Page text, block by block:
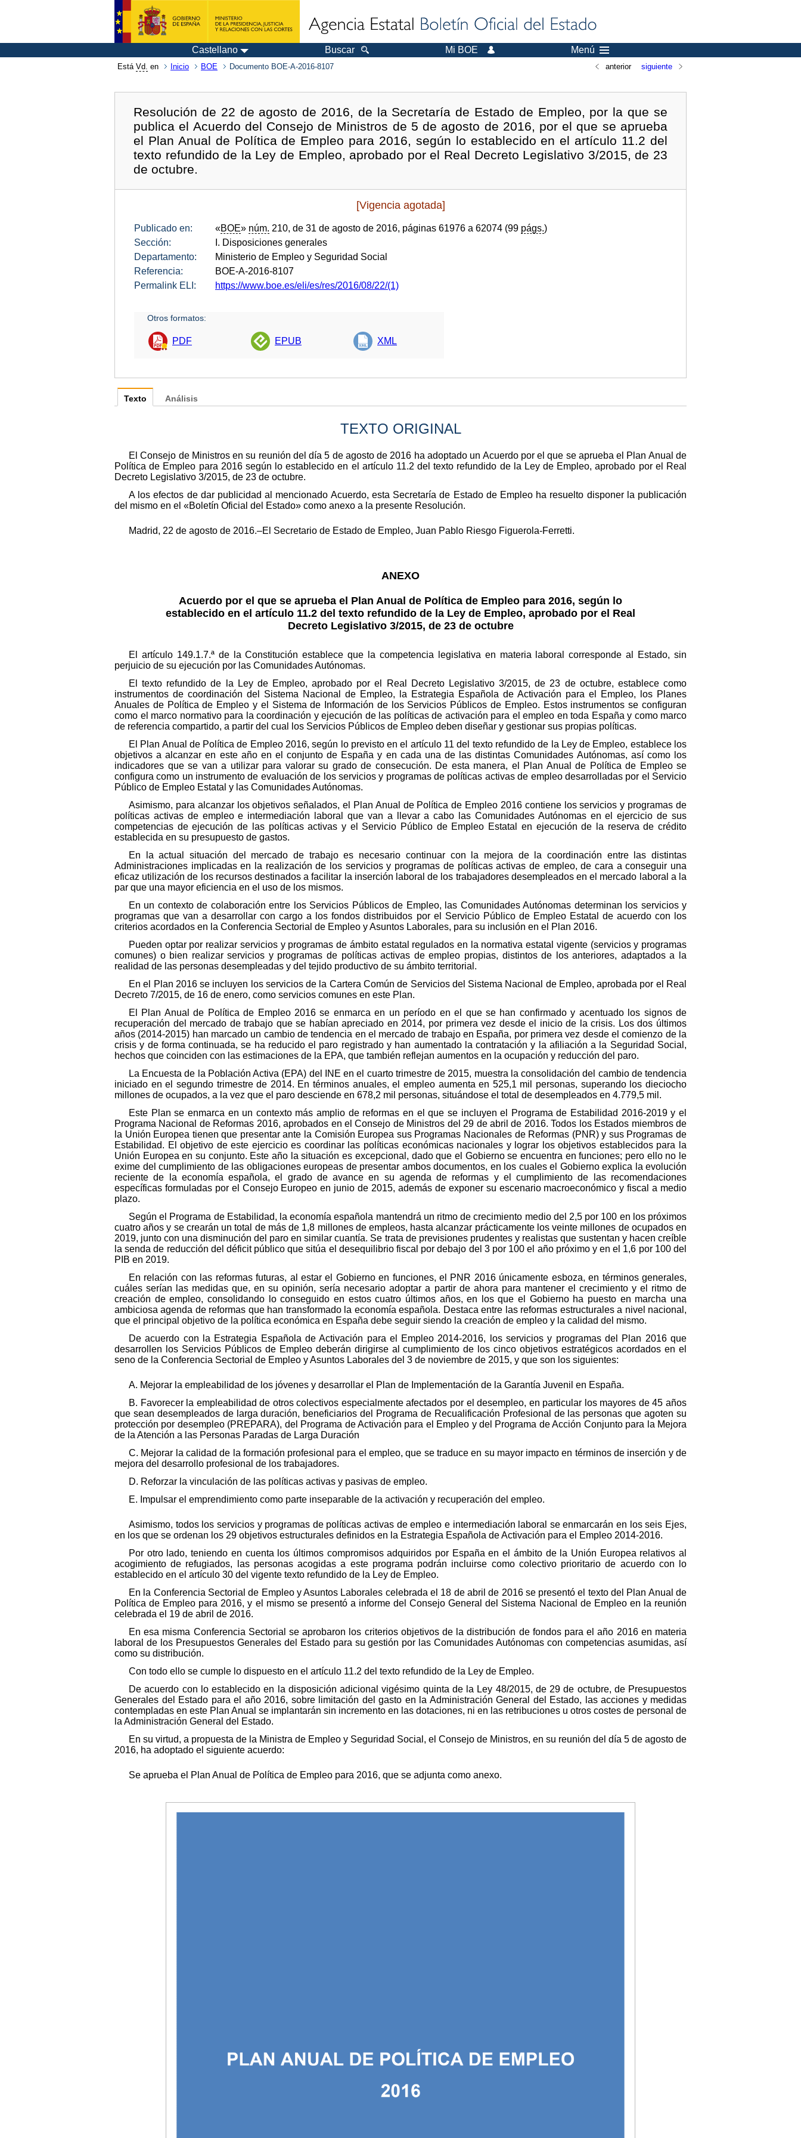
Castellano Buscar Mi BOE Menú
Está Vd. en Inicio BOE Documento BOE-A-2016-8107 anterior siguiente
Resolución de 22 de agosto de 2016, de la Secretaría de Estado de Empleo, por la que se
publica el Acuerdo del Consejo de Ministros de 5 de agosto de 2016, por el que se aprueba
el Plan Anual de Política de Empleo para 2016, según lo establecido en el artículo 11.2 del
texto refundido de la Ley de Empleo, aprobado por el Real Decreto Legislativo 3/2015, de 23
de octubre.
[Vigencia agotada]
Publicado en: «BOE» núm. 210, de 31 de agosto de 2016, páginas 61976 a 62074 (99 págs.)
Sección:
I. Disposiciones generales
Departamento:
Ministerio de Empleo y Seguridad Social
Referencia:
BOE-A-2016-8107
Permalink ELI:
https://www.boe.es/eli/es/res/2016/08/22/(1)
Otros formatos:
PDF EPUB XML
Texto
TEXTO ORIGINAL
El Consejo de Ministros en su reunión del día 5 de agosto de 2016 ha adoptado un Acuerdo por el que se aprueba el Plan Anual de
Política de Empleo para 2016 según lo establecido en el artículo 11.2 del texto refundido de la Ley de Empleo, aprobado por el Real
Decreto Legislativo 3/2015, de 23 de octubre.
A los efectos de dar publicidad al mencionado Acuerdo, esta Secretaría de Estado de Empleo ha resuelto disponer la publicación
del mismo en el «Boletín Oficial del Estado» como anexo a la presente Resolución.
Madrid, 22 de agosto de 2016.–El Secretario de Estado de Empleo, Juan Pablo Riesgo Figuerola-Ferretti.
ANEXO
Acuerdo por el que se aprueba el Plan Anual de Política de Empleo para 2016, según lo
establecido en el artículo 11.2 del texto refundido de la Ley de Empleo, aprobado por el Real
Decreto Legislativo 3/2015, de 23 de octubre
El artículo 149.1.7.ª de la Constitución establece que la competencia legislativa en materia laboral corresponde al Estado, sin
perjuicio de su ejecución por las Comunidades Autónomas.
El texto refundido de la Ley de Empleo, aprobado por el Real Decreto Legislativo 3/2015, de 23 de octubre, establece como
instrumentos de coordinación del Sistema Nacional de Empleo, la Estrategia Española de Activación para el Empleo, los Planes
Anuales de Política de Empleo y el Sistema de Información de los Servicios Públicos de Empleo. Estos instrumentos se configuran
como el marco normativo para la coordinación y ejecución de las políticas de activación para el empleo en toda España y como marco
de referencia compartido, a partir del cual los Servicios Públicos de Empleo deben diseñar y gestionar sus propias políticas.
El Plan Anual de Política de Empleo 2016, según lo previsto en el artículo 11 del texto refundido de la Ley de Empleo, establece los
objetivos a alcanzar en este año en el conjunto de España y en cada una de las distintas Comunidades Autónomas, así como los
indicadores que se van a utilizar para valorar su grado de consecución. De esta manera, el Plan Anual de Política de Empleo se
configura como un instrumento de evaluación de los servicios y programas de políticas activas de empleo desarrolladas por el Servicio
Público de Empleo Estatal y las Comunidades Autónomas.
Asimismo, para alcanzar los objetivos señalados, el Plan Anual de Política de Empleo 2016 contiene los servicios y programas de
políticas activas de empleo e intermediación laboral que van a llevar a cabo las Comunidades Autónomas en el ejercicio de sus
competencias de ejecución de las políticas activas y el Servicio Público de Empleo Estatal en ejecución de la reserva de crédito
establecida en su presupuesto de gastos.
En la actual situación del mercado de trabajo es necesario continuar con la mejora de la coordinación entre las distintas
Administraciones implicadas en la realización de los servicios y programas de políticas activas de empleo, de cara a conseguir una
eficaz utilización de los recursos destinados a facilitar la inserción laboral de los trabajadores desempleados en el mercado laboral a la
par que una mayor eficiencia en el uso de los mismos.
En un contexto de colaboración entre los Servicios Públicos de Empleo, las Comunidades Autónomas determinan los servicios y
programas que van a desarrollar con cargo a los fondos distribuidos por el Servicio Público de Empleo Estatal de acuerdo con los
criterios acordados en la Conferencia Sectorial de Empleo y Asuntos Laborales, para su inclusión en el Plan 2016.
Pueden optar por realizar servicios y programas de ámbito estatal regulados en la normativa estatal vigente (servicios y programas
comunes) o bien realizar servicios y programas de políticas activas de empleo propias, distintos de los anteriores, adaptados a la
realidad de las personas desempleadas y del tejido productivo de su ámbito territorial.
En el Plan 2016 se incluyen los servicios de la Cartera Común de Servicios del Sistema Nacional de Empleo, aprobada por el Real
Decreto 7/2015, de 16 de enero, como servicios comunes en este Plan.
El Plan Anual de Política de Empleo 2016 se enmarca en un período en el que se han confirmado y acentuado los signos de
recuperación del mercado de trabajo que se habían apreciado en 2014, por primera vez desde el inicio de la crisis. Los dos últimos
años (2014-2015) han marcado un cambio de tendencia en el mercado de trabajo en España, por primera vez desde el comienzo de la
crisis y de forma continuada, se ha reducido el paro registrado y han aumentado la contratación y la afiliación a la Seguridad Social,
hechos que coinciden con las estimaciones de la EPA, que también reflejan aumentos en la ocupación y reducción del paro.
La Encuesta de la Población Activa (EPA) del INE en el cuarto trimestre de 2015, muestra la consolidación del cambio de tendencia
iniciado en el segundo trimestre de 2014. En términos anuales, el empleo aumenta en 525,1 mil personas, superando los dieciocho
millones de ocupados, a la vez que el paro desciende en 678,2 mil personas, situándose el total de desempleados en 4.779,5 mil.
Este Plan se enmarca en un contexto más amplio de reformas en el que se incluyen el Programa de Estabilidad 2016-2019 y el
Programa Nacional de Reformas 2016, aprobados en el Consejo de Ministros del 29 de abril de 2016. Todos los Estados miembros de
la Unión Europea tienen que presentar ante la Comisión Europea sus Programas Nacionales de Reformas (PNR) y sus Programas de
Estabilidad. El objetivo de este ejercicio es coordinar las políticas económicas nacionales y lograr los objetivos establecidos para la
Unión Europea en su conjunto. Este año la situación es excepcional, dado que el Gobierno se encuentra en funciones; pero ello no le
exime del cumplimiento de las obligaciones europeas de presentar ambos documentos, en los cuales el Gobierno explica la evolución
reciente de la economía española, el grado de avance en su agenda de reformas y el cumplimiento de las recomendaciones
específicas formuladas por el Consejo Europeo en junio de 2015, además de exponer su escenario macroeconómico y fiscal a medio
plazo.
Según el Programa de Estabilidad, la economía española mantendrá un ritmo de crecimiento medio del 2,5 por 100 en los próximos
cuatro años y se crearán un total de más de 1,8 millones de empleos, hasta alcanzar prácticamente los veinte millones de ocupados en
2019, junto con una disminución del paro en similar cuantía. Se trata de previsiones prudentes y realistas que sustentan y hacen creíble
la senda de reducción del déficit público que sitúa el desequilibrio fiscal por debajo del 3 por 100 el año próximo y en el 1,6 por 100 del
PIB en 2019.
En relación con las reformas futuras, al estar el Gobierno en funciones, el PNR 2016 únicamente esboza, en términos generales,
cuáles serían las medidas que, en su opinión, sería necesario adoptar a partir de ahora para mantener el crecimiento y el ritmo de
creación de empleo, consolidando lo conseguido en estos cuatro últimos años, en los que el Gobierno ha puesto en marcha una
ambiciosa agenda de reformas que han transformado la economía española. Destaca entre las reformas estructurales a nivel nacional,
que el principal objetivo de la política económica en España debe seguir siendo la creación de empleo y la calidad del mismo.
De acuerdo con la Estrategia Española de Activación para el Empleo 2014-2016, los servicios y programas del Plan 2016 que
desarrollen los Servicios Públicos de Empleo deberán dirigirse al cumplimiento de los cinco objetivos estratégicos acordados en el
seno de la Conferencia Sectorial de Empleo y Asuntos Laborales del 3 de noviembre de 2015, y que son los siguientes:
A. Mejorar la empleabilidad de los jóvenes y desarrollar el Plan de Implementación de la Garantía Juvenil en España.
B. Favorecer la empleabilidad de otros colectivos especialmente afectados por el desempleo, en particular los mayores de 45 años
que sean desempleados de larga duración, beneficiarios del Programa de Recualificación Profesional de las personas que agoten su
protección por desempleo (PREPARA), del Programa de Activación para el Empleo y del Programa de Acción Conjunto para la Mejora
de la Atención a las Personas Paradas de Larga Duración
C. Mejorar la calidad de la formación profesional para el empleo, que se traduce en su mayor impacto en términos de inserción y de
mejora del desarrollo profesional de los trabajadores.
D. Reforzar la vinculación de las políticas activas y pasivas de empleo.
E. Impulsar el emprendimiento como parte inseparable de la activación y recuperación del empleo.
Asimismo, todos los servicios y programas de políticas activas de empleo e intermediación laboral se enmarcarán en los seis Ejes,
en los que se ordenan los 29 objetivos estructurales definidos en la Estrategia Española de Activación para el Empleo 2014-2016.
Por otro lado, teniendo en cuenta los últimos compromisos adquiridos por España en el ámbito de la Unión Europea relativos al
acogimiento de refugiados, las personas acogidas a este programa podrán incluirse como colectivo prioritario de acuerdo con lo
establecido en el artículo 30 del vigente texto refundido de la Ley de Empleo.
En la Conferencia Sectorial de Empleo y Asuntos Laborales celebrada el 18 de abril de 2016 se presentó el texto del Plan Anual de
Política de Empleo para 2016, y el mismo se presentó a informe del Consejo General del Sistema Nacional de Empleo en la reunión
celebrada el 19 de abril de 2016.
En esa misma Conferencia Sectorial se aprobaron los criterios objetivos de la distribución de fondos para el año 2016 en materia
laboral de los Presupuestos Generales del Estado para su gestión por las Comunidades Autónomas con competencias asumidas, así
como su distribución.
Con todo ello se cumple lo dispuesto en el artículo 11.2 del texto refundido de la Ley de Empleo.
De acuerdo con lo establecido en la disposición adicional vigésimo quinta de la Ley 48/2015, de 29 de octubre, de Presupuestos
Generales del Estado para el año 2016, sobre limitación del gasto en la Administración General del Estado, las acciones y medidas
contempladas en este Plan Anual se implantarán sin incremento en las dotaciones, ni en las retribuciones u otros costes de personal de
la Administración General del Estado.
En su virtud, a propuesta de la Ministra de Empleo y Seguridad Social, el Consejo de Ministros, en su reunión del día 5 de agosto de
2016, ha adoptado el siguiente acuerdo:
Se aprueba el Plan Anual de Política de Empleo para 2016, que se adjunta como anexo.
Análisis